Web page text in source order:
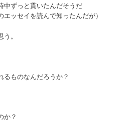
中ずっと貫いたんだそうだ
エッセイを読んで知ったんだが）
。
るものなんだろうか？
か？